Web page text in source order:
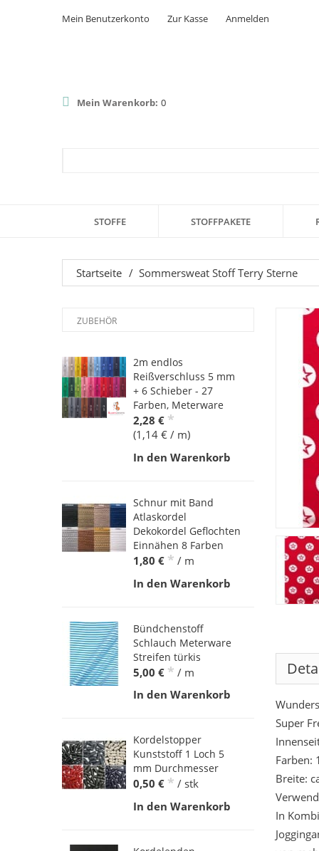
Mein Benutzerkonto Zur Kasse Anmelden
Mein Warenkorb: 0
STOFFE STOFFPAKETE
Startseite / Sommersweat Stoff Terry Sterne
Super
Farben:
Breite:
In
ZUBEHÖR
2m endlos
Reißverschluss 5 mm
+ 6 Schieber - 27
Farben, Meterware
2,28 € *
(1,14 € / m)
In den Warenkorb
Schnur mit Band
Atlaskordel
Dekokordel Geflochten
Einnähen 8 Farben
1,80 € * / m
In den Warenkorb
Bündchenstoff
Schlauch Meterware
Streifen türkis
5,00 € * / m
In den Warenkorb
Kordelstopper
Kunststoff 1 Loch 5
mm Durchmesser
0,50 € * / stk
In den Warenkorb